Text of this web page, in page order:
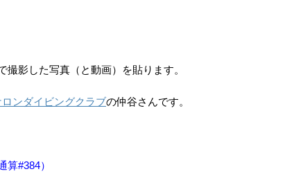
撮影した写真（と動画）を貼ります。
ロンダイビングクラブの仲谷さんです。
#384）